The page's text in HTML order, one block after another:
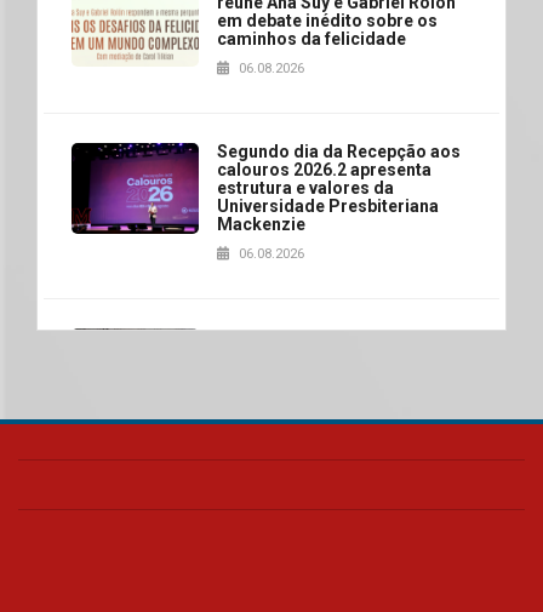
em debate inédito sobre os
caminhos da felicidade
06.08.2026
Segundo dia da Recepção aos
calouros 2026.2 apresenta
estrutura e valores da
Universidade Presbiteriana
Mackenzie
06.08.2026
Nova apresentação do Centro
realizará nova edição da Feira